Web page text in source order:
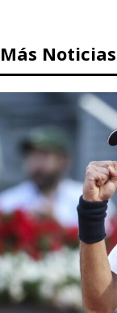
Más Noticias